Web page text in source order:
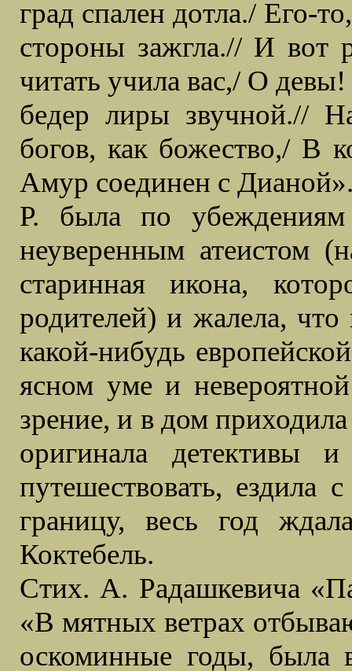
град спален дотла./ Его-
стороны зажгла.// И вот
читать учила вас,/ О
бедер лиры звучной.//
богов, как божество,/ В
Амур соединен с
Р. была по убеждениям
неуверенным атеистом
старинная икона,
родителей) и жалела,
какой-нибудь
ясном уме и
зрение, и в дом
оригинала детективы
путешествовать, ездила
границу, весь год
Коктебель.
Стих. А. Радашкевича
«В мятных ветрах
оскоминные годы, была